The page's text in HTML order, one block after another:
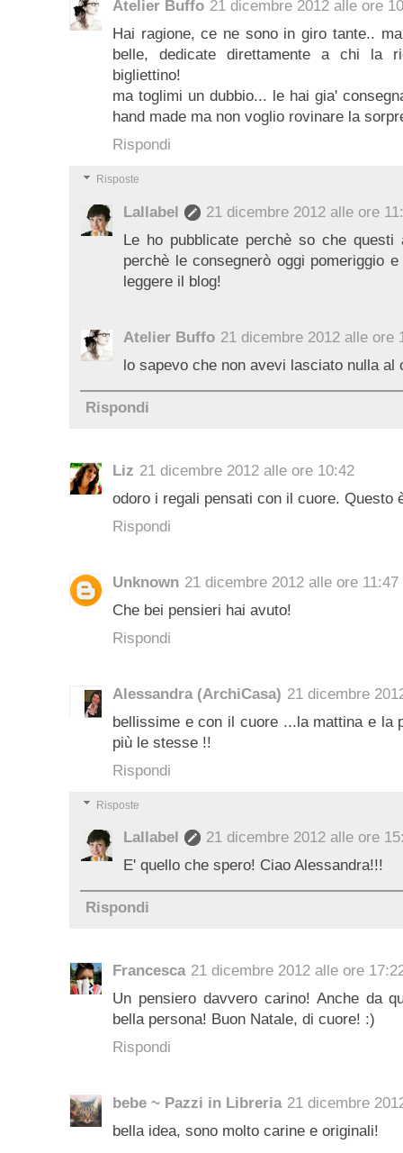
Atelier Buffo 21 dicembre 2012 alle ore
Hai ragione, ce ne sono in giro tante..
belle, dedicate direttamente a chi la
bigliettino!
ma toglimi un dubbio... le hai gia'
hand made ma non voglio rovinare la
Rispondi
Risposte
Lallabel
21 dicembre 2012 alle ore
Le ho pubblicate perchè so che
perchè le consegnerò oggi pomeriggio
leggere il blog!
Atelier Buffo 21 dicembre 2012 alle ore
lo sapevo che non avevi lasciato nulla al
Rispondi
Liz 21 dicembre 2012 alle ore 10:42
odoro i regali pensati con il cuore. Questo
Rispondi
Unknown 21 dicembre 2012 alle ore 11:47
Che bei pensieri hai avuto!
Rispondi
Alessandra (ArchiCasa) 21 dicembre
bellissime e con il cuore ...la mattina e la
più le stesse !!
Rispondi
Risposte
Lallabel
21 dicembre 2012 alle ore
E' quello che spero! Ciao Alessandra!!!
Rispondi
Francesca 21 dicembre 2012 alle ore
Un pensiero davvero carino! Anche da
bella persona! Buon Natale, di cuore! :)
Rispondi
bebe ~ Pazzi in Libreria 21 dicembre
bella idea, sono molto carine e originali!